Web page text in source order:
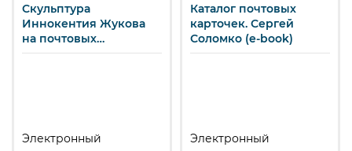
Скульптура
Иннокентия Жукова
на почтовых
карточках. (e-book)
Электронный
Каталог почтовых
карточек. Сергей
Соломко (e-book)
Электронный